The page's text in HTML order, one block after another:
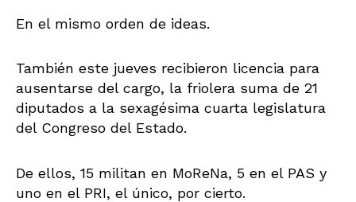
En el mismo orden de ideas.
También este jueves recibieron licencia para
ausentarse del cargo, la friolera suma de 21
diputados a la sexagésima cuarta legislatura
del Congreso del Estado.
De ellos, 15 militan en MoReNa, 5 en el PAS y
uno en el PRI, el único, por cierto.